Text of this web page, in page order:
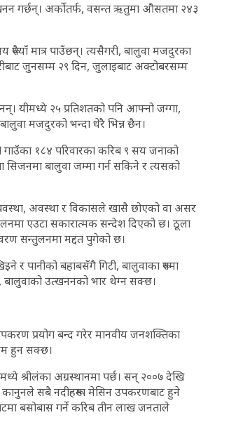
गर्छन्। अर्कोतर्फ, वसन्त ऋतुमा औसतमा २४३
मात्र पाउँछन्। त्यसैगरी, बालुवा मजदुरका
जुनसम्म २९ दिन, जुलाइबाट अक्टोबरसम्म
यीमध्ये २५ प्रतिशतको पनि आफ्नो जग्गा,
मजदुरको भन्दा धेरै भिन्न छैन।
गाउँका १८४ परिवारका करिब ९ सय जनाको
सिजनमा बालुवा जम्मा गर्न सकिने र त्यसको
अवस्था र विकासले खासै छोएको वा असर
एउटा सकारात्मक सन्देश दिएको छ। ठूला
सन्तुलनमा मद्दत पुगेको छ।
र पानीको बहाबसँगै गिटी, बालुवाका रूपमा
बालुवाको उत्खननको भार थेग्न सक्छ।
प्रयोग बन्द गरेर मानवीय जनशक्तिका
हुन सक्छ।
श्रीलंका अग्रस्थानमा पर्छ। सन् २००७ देखि
कानुनले सबै नदीहरूमा मेसिन उपकरणबाट हुने
बसोबास गर्ने करिब तीन लाख जनताले